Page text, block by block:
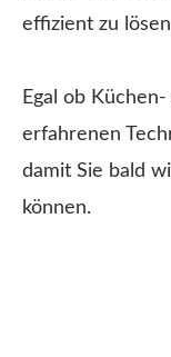
effizient zu
Egal ob
erfahrenen
damit Sie bald
können.